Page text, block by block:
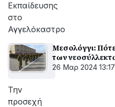
Εκπαίδευσης
στο
Αγγελόκαστρο
Μεσολόγγι:
των
26 Μαρ 2024 13:17
Την
προσεχή